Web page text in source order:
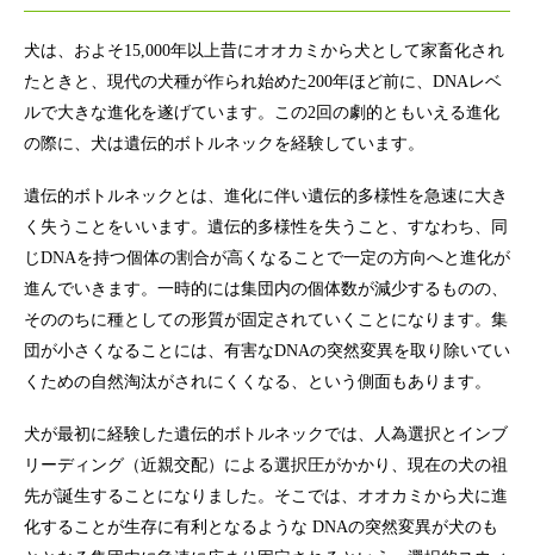
犬は、およそ15,000年以上昔にオオカミから犬として家畜化され
たときと、現代の犬種が作られ始めた200年ほど前に、DNAレベ
ルで大きな進化を遂げています。この2回の劇的ともいえる進化
の際に、犬は遺伝的ボトルネックを経験しています。
遺伝的ボトルネックとは、進化に伴い遺伝的多様性を急速に大き
く失うことをいいます。遺伝的多様性を失うこと、すなわち、同
じDNAを持つ個体の割合が高くなることで一定の方向へと進化が
進んでいきます。一時的には集団内の個体数が減少するものの、
そののちに種としての形質が固定されていくことになります。集
団が小さくなることには、有害なDNAの突然変異を取り除いてい
くための自然淘汰がされにくくなる、という側面もあります。
犬が最初に経験した遺伝的ボトルネックでは、人為選択とインブ
リーディング（近親交配）による選択圧がかかり、現在の犬の祖
先が誕生することになりました。そこでは、オオカミから犬に進
化することが生存に有利となるような DNAの突然変異が犬のも